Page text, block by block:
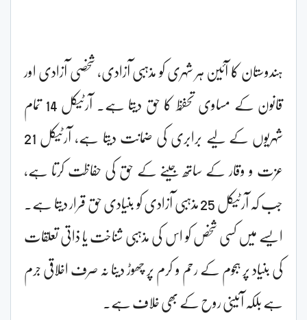
ہندوستان کا آئین ہر شہری کو مذہبی آزادی، شخصی آزادی اور
قانون کے مساوی تحفّظ کا حق دیتا ہے۔ آرٹیکل 14 تمام
شہریوں کے لیے برابری کی ضمانت دیتا ہے، آرٹیکل 21
عزت و وقار کے ساتھ جینے کے حق کی حفاظت کرتا ہے،
جب کہ آرٹیکل 25 مذہبی آزادی کو بنیادی حق قرار دیتا ہے۔
ایسے میں کسی شخص کو اس کی مذہبی شناخت یا ذاتی تعلقات
کی بنیاد پر ہجوم کے رحم و کرم پر چھوڑ دینا نہ صرف اخلاقی جرم
ہے بلکہ آئینی روح کے بھی خلاف ہے۔